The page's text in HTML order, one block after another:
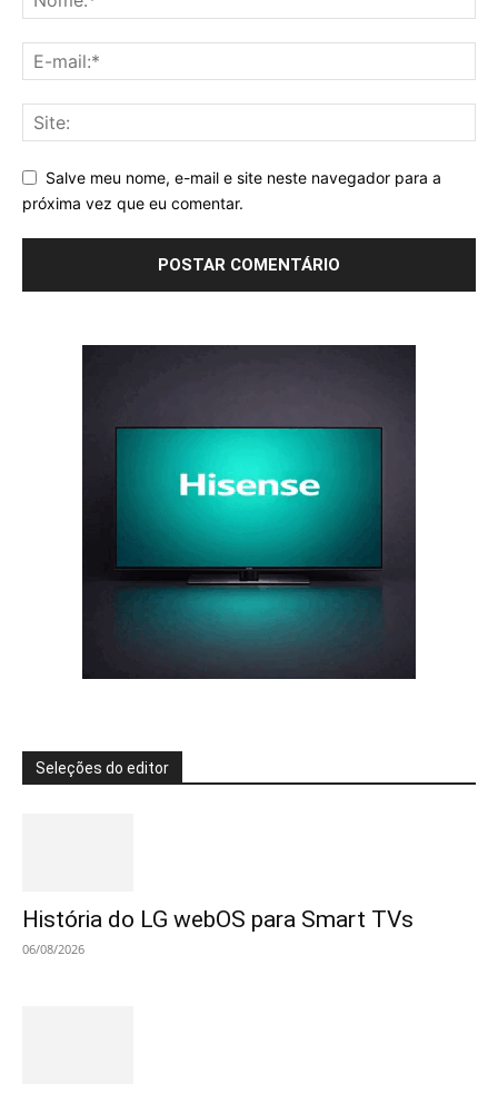
Salve meu nome, e-mail e site neste navegador para a
próxima vez que eu comentar.
Seleções do editor
História do LG webOS para Smart TVs
06/08/2026